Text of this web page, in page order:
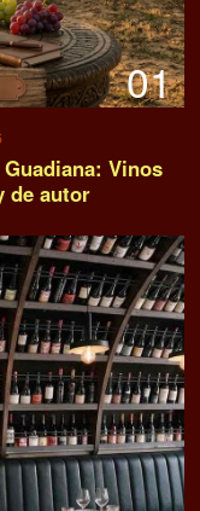
01
Vinos
de autor